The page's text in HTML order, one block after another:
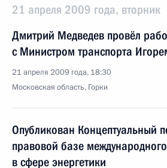
21 апреля 2009 года, вторник
Дмитрий Медведев провёл
с Министром транспорта
21 апреля 2009 года, 18:30
Московская область, Горки
Опубликован Концептуальный
правовой базе международного
в сфере энергетики